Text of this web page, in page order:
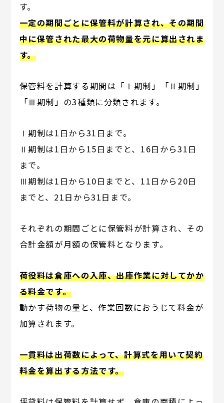
す。
一定の期間ごとに保管料が計算され、その期間
中に保管された最大の荷物量を元に算出されま
す。
保管料を計算する期間は「Ⅰ期制」「Ⅱ期制」
「Ⅲ期制」の3種類に分類されます。
Ⅰ期制は1日から31日まで。
Ⅱ期制は1日から15日までと、16日から31日
まで。
Ⅲ期制は1日から10日までと、11日から20日
までと、21日から31日まで。
それぞれの期間ごとに保管料が計算され、その
合計金額が月額の保管料となります。
荷役料は倉庫への入庫、出庫作業に対してかか
る料金です。
動かす荷物の量と、作業回数におうじて料金が
加算されます。
一貫料は出荷数によって、計算式を用いて契約
料金を算出する方法です。